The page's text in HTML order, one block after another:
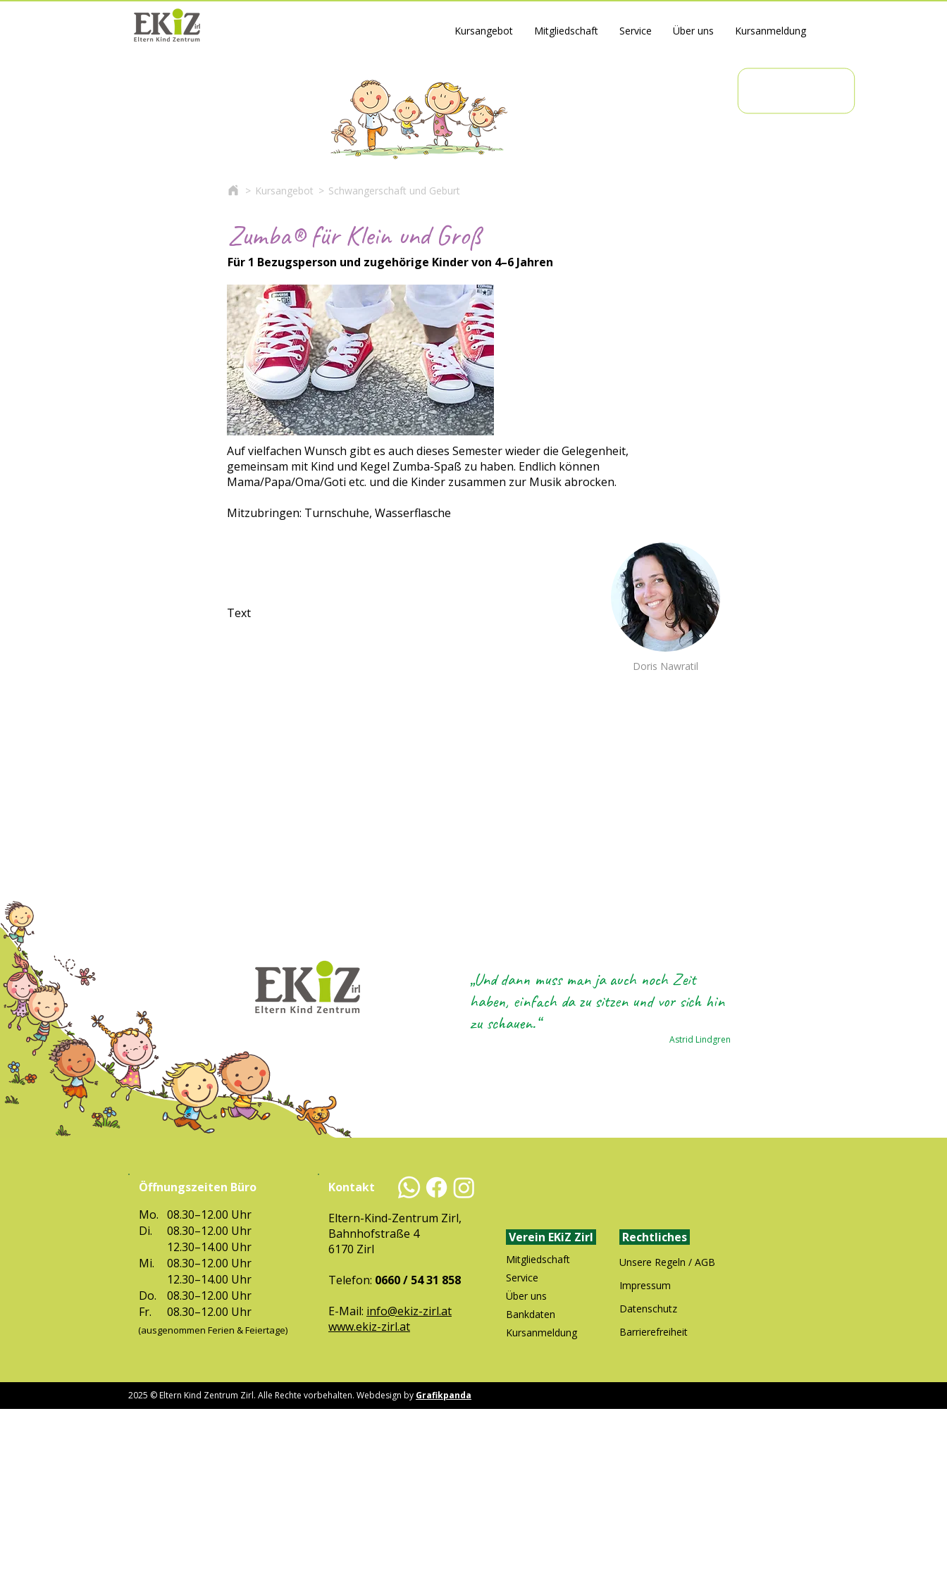
Kursangebot Mitgliedschaft Service Über uns Kursanmeldung
> Kursangebot > Schwangerschaft und Geburt
Zumba® für Klein und Groß
Für 1 Bezugsperson und zugehörige Kinder von 4–6 Jahren
Auf vielfachen Wunsch gibt es auch dieses Semester wieder die Ge­legen­heit,
gemeinsam mit Kind und Kegel Zumba-Spaß zu haben. Endlich können
Mama/Papa/Oma/Goti etc. und die Kinder zusammen zur Musik abrocken.
Mitzubringen: Turnschuhe, Wasserflasche
Text
Doris Nawratil
„Und dann muss man ja auch noch Zeit
haben, einfach da zu sitzen und vor sich hin
zu schauen.“
Astrid Lindgren
Öffnungszeiten Büro
Mo. 08.30–12.00 Uhr
Di.
08.30–12.00 Uhr
12.30–14.00 Uhr
Mi.
08.30–12.00 Uhr
12.30–14.00 Uhr
Do.
08.30–12.00 Uhr
Fr.
08.30–12.00 Uhr
(ausgenommen Ferien & Feiertage)
Kontakt
Eltern-Kind-Zentrum Zirl,
Bahnhofstraße 4
6170 Zirl
Telefon: 0660 / 54 31 858
E-Mail: info@ekiz-zirl.at
www.ekiz-zirl.at
Verein EKiZ Zirl
Mitgliedschaft
Service
Über uns
Bankdaten
Kursanmeldung
Rechtliches
Unsere Regeln / AGB
Impressum
Datenschutz
Barrierefreiheit
2025 © Eltern Kind Zentrum Zirl. Alle Rechte vorbehalten. Webdesign by Grafikpanda